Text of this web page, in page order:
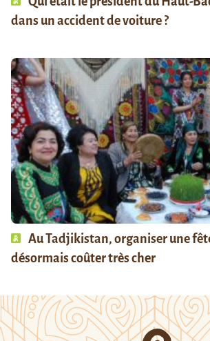
dans un accident de voiture ?
Au Tadjikistan, organiser une
désormais coûter très cher